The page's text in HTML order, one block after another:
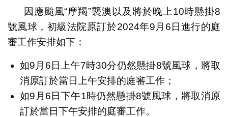
因應颱風“摩羯”襲澳以及將於晚上10時懸掛8
號風球，初級法院原訂於2024年9月6日進行的庭
審工作安排如下：
如9月6日上午7時30分仍然懸掛8號風球，將取
消原訂於當日上午安排的庭審工作；
如9月6日下午1時仍然懸掛8號風球，將取消原
訂於當日下午安排的庭審工作。